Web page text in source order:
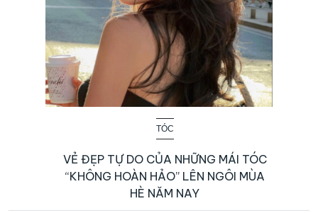
TÓC
VẺ ĐẸP TỰ DO CỦA NHỮNG MÁI TÓC
“KHÔNG HOÀN HẢO” LÊN NGÔI MÙA
HÈ NĂM NAY